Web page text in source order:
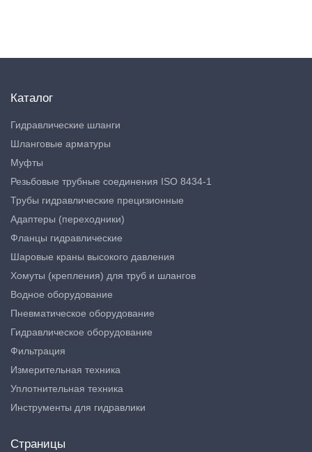
Каталог
Гидравлические шланги
Шланговые арматуры
Муфты
Резьбовые трубные соединения ISO 8434-1
Трубы гидравлические прецизионные
Адаптеры (переходники)
Фланцы гидравлические
Шаровые краны высокого давления
Хомуты (крепления) для труб и шлангов
Водное оборудование
Пневматическое оборудование
Гидравлическое оборудование
Фильтрация
Измерительная техника
Уплотнительная техника
Инструменты для гидравлики
Страницы